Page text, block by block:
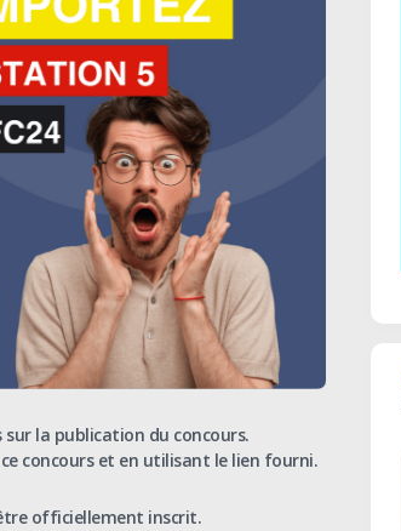
sur la publication du concours.
ce concourset en utilisant le lien fourni.
officiellement inscrit.